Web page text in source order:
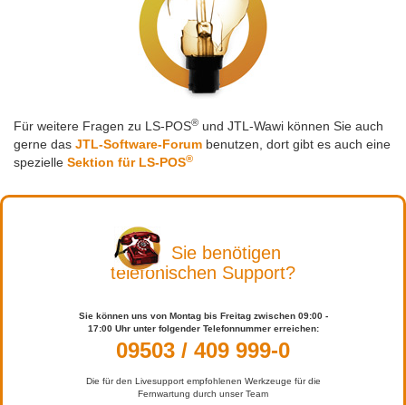
Für weitere Fragen zu LS-POS® und JTL-Wawi können Sie auch
gerne das JTL-Software-Forum benutzen, dort gibt es auch eine
spezielle Sektion für LS-POS®
Sie benötigen
telefonischen Support?
Sie können uns von Montag bis Freitag zwischen 09:00 -
17:00 Uhr unter folgender Telefonnummer erreichen:
09503 / 409 999-0
Die für den Livesupport empfohlenen Werkzeuge für die
Fernwartung durch unser Team